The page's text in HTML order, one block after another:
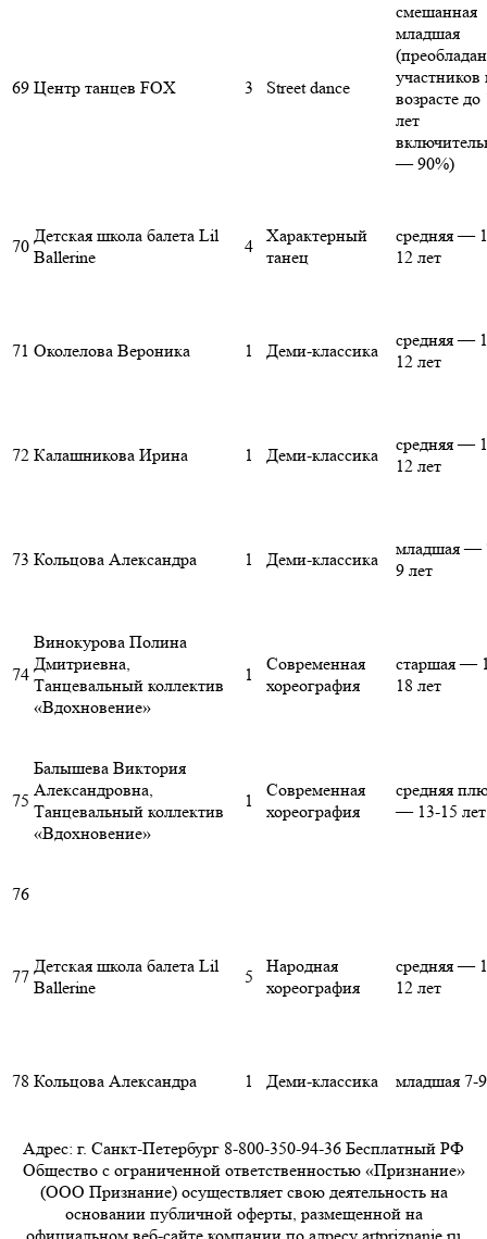
69 Центр танцев FOX 3 Street dance
смешанная
младшая
участников
возрасте до
лет
— 90%)
70
Детская школа балета Lil
Ballerine
4
Характерный
танец
средняя —
12 лет
71 Околелова Вероника 1 Деми-классика
средняя —
12 лет
72 Калашникова Ирина 1 Деми-классика
средняя —
12 лет
73 Кольцова Александра 1 Деми-классика
младшая —
9 лет
74
Винокурова Полина
Дмитриевна,
Танцевальный коллектив
«Вдохновение»
1
Современная
хореография
старшая —
18 лет
75
Балышева Виктория
Александровна,
Танцевальный коллектив
«Вдохновение»
1
Современная
хореография
средняя
— 13-15 лет
76
77
Детская школа балета Lil
Ballerine
5
Народная
хореография
средняя —
12 лет
78 Кольцова Александра 1 Деми-классика младшая 7-9
Адрес: г. Санкт-Петербург 8-800-350-94-36 Бесплатный РФ
Общество с ограниченной ответственностью «Признание»
(ООО Признание) осуществляет свою деятельность на
основании публичной оферты, размещенной на